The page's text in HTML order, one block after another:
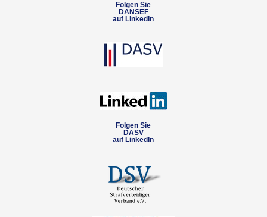
Folgen Sie
DANSEF
auf LinkedIn
Folgen Sie
DASV
auf LinkedIn